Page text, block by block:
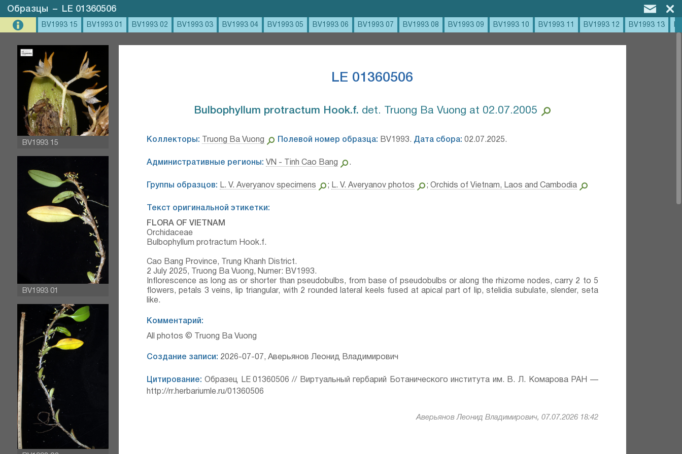
Образцы – LE 01360506
BV1993 15 BV1993 01 BV1993 02 BV1993 03 BV1993 04 BV1993 05 BV1993 06 BV1993 07 BV1993 08 BV1993 09 BV1993 10 BV1993 11 BV1993 12 BV1993 13
BV1993 15
BV1993 01
LE 01360506
Bulbophyllum protractum Hook.f.⁣ det. Truong Ba Vuong at 02.07.2005
Коллекторы: Truong Ba Vuong Полевой номер образца: BV1993. Дата сбора: 02.07.2025.
Административные регионы: VN - Tinh Cao Bang .
Группы образцов: L. V. Averyanov specimens ; L. V. Averyanov photos ; Orchids of Vietnam, Laos and Cambodia
Текст оригинальной этикетки:
FLORA OF VIETNAM
Orchidaceae
Bulbophyllum protractum Hook.f.
Cao Bang Province, Trung Khanh District.
2 July 2025, Truong
Ba Vuong, Numer: BV1993.
Inflorescence as long as or shorter than pseudobulbs, from base of pseudobulbs or along the rhizome nodes, carry 2 to 5
flowers, petals 3 veins, lip triangular, with 2 rounded lateral keels fused at apical part of lip, stelidia subulate, slender, seta
like.
Комментарий:
All photos © Truong Ba Vuong
Создание записи: 2026-07-07, Аверьянов Леонид Владимирович
Цитирование: Образец LE 01360506 // Виртуальный гербарий Ботанического института им. В. Л. Комарова РАН —
http://rr.herbariumle.ru/01360506
Аверьянов Леонид Владимирович, 07.07.2026 18:42